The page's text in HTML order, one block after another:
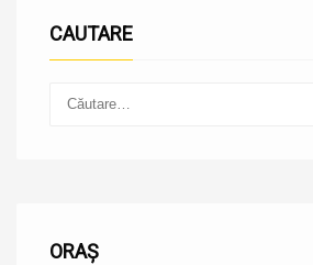
CAUTARE
ORAȘ